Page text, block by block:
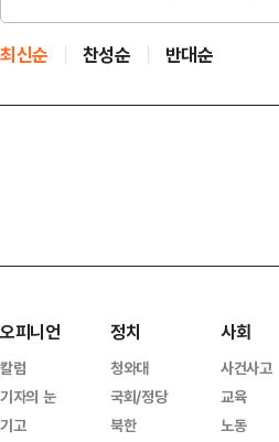
최신순 찬성순 반대순
오피니언
칼럼
기자의 눈
기고
정치
청와대
국회/정당
북한
사회
사건사고
교육
노동